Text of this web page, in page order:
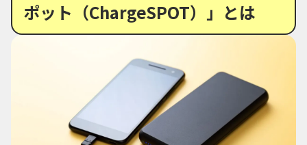
ポット（ChargeSPOT）」とは